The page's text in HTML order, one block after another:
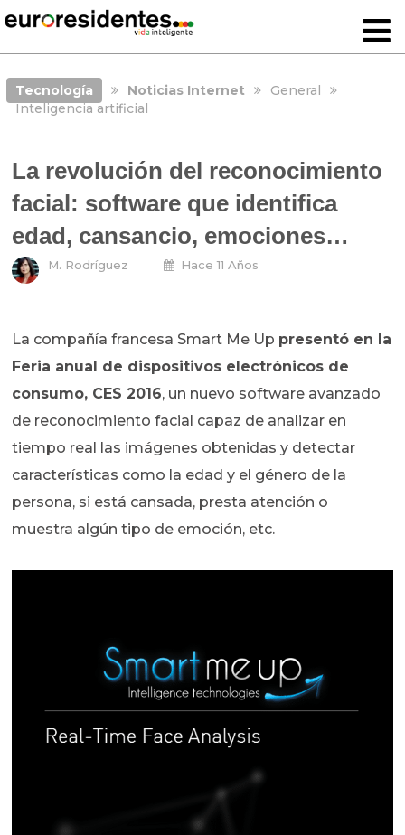
Tecnología Noticias Internet
General
Inteligencia artificial
La revolución del reconocimiento
facial: software que identifica
edad, cansancio, emociones…
M. Rodríguez Hace 11 Años
La compañía francesa Smart Me Up presentó en la
Feria anual de dispositivos electrónicos de
consumo, CES 2016, un nuevo software avanzado
de reconocimiento facial capaz de analizar en
tiempo real las imágenes obtenidas y detectar
características como la edad y el género de la
persona, si está cansada, presta atención o
muestra algún tipo de emoción, etc.